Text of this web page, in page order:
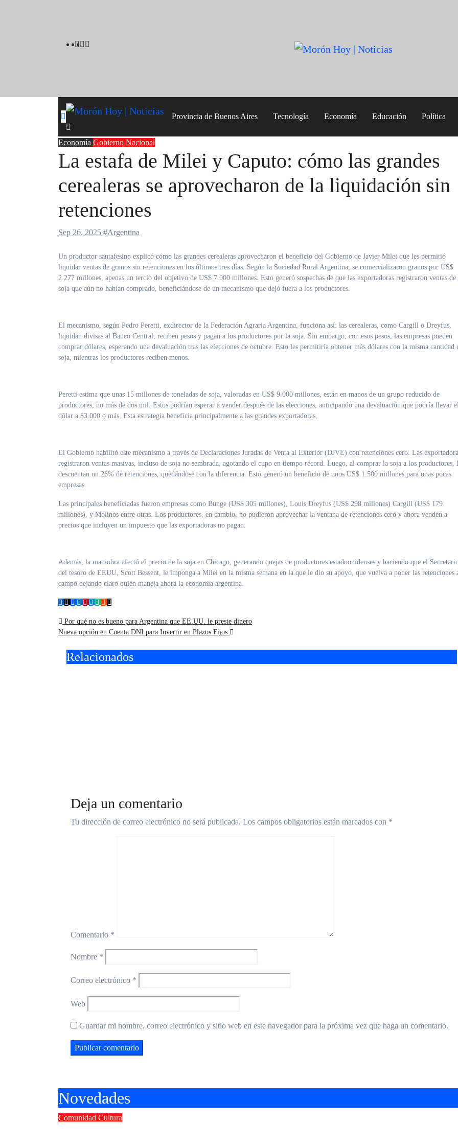
Provincia de Buenos Aires Tecnología Economía Educación Política
Economía Gobierno Nacional
La estafa de Milei y Caputo: cómo las grandes
cerealeras se aprovecharon de la liquidación sin
retenciones
Sep 26, 2025 #Argentina
Un productor santafesino explicó cómo las grandes cerealeras aprovecharon el beneficio del Gobierno de Javier Milei que les permitió
liquidar ventas de granos sin retenciones en los últimos tres días. Según la Sociedad Rural Argentina, se comercializaron granos por US$
2.277 millones, apenas un tercio del objetivo de US$ 7.000 millones. Esto generó sospechas de que las exportadoras registraron ventas de
soja que aún no habían comprado, beneficiándose de un mecanismo que dejó fuera a los productores.
El mecanismo, según Pedro Peretti, exdirector de la Federación Agraria Argentina, funciona así: las cerealeras, como Cargill o Dreyfus,
liquidan divisas al Banco Central, reciben pesos y pagan a los productores por la soja. Sin embargo, con esos pesos, las empresas pueden
comprar dólares, esperando una devaluación tras las elecciones de octubre. Esto les permitiría obtener más dólares con la misma cantidad
soja, mientras los productores reciben menos.
Peretti estima que unas 15 millones de toneladas de soja, valoradas en US$ 9.000 millones, están en manos de un grupo reducido de
productores, no más de dos mil. Estos podrían esperar a vender después de las elecciones, anticipando una devaluación que podría llevar
dólar a $3.000 o más. Esta estrategia beneficia principalmente a las grandes exportadoras.
El Gobierno habilitó este mecanismo a través de Declaraciones Juradas de Venta al Exterior (DJVE) con retenciones cero. Las
registraron ventas masivas, incluso de soja no sembrada, agotando el cupo en tiempo récord. Luego, al comprar la soja a los productores,
descuentan un 26% de retenciones, quedándose con la diferencia. Esto generó un beneficio de unos US$ 1.500 millones para unas pocas
empresas.
Las principales beneficiadas fueron empresas como Bunge (US$ 305 millones), Louis Dreyfus (US$ 298 millones) Cargill (US$ 179
millones), y Molinos entre otras. Los productores, en cambio, no pudieron aprovechar la ventana de retenciones cero y ahora venden a
precios que incluyen un impuesto que las exportadoras no pagan.
Además, la maniobra afectó el precio de la soja en Chicago, generando quejas de productores estadounidenses y haciendo que el
del tesoro de EEUU, Scott Bessent, le imponga a Milei en la misma semana en la que le dio su apoyo, que vuelva a poner las retenciones
campo dejando claro quién maneja ahora la economía argentina.
Navegación
de
entradas
Por qué no es bueno para Argentina que EE.UU. le preste dinero
Nueva opción en Cuenta DNI para Invertir en Plazos Fijos
Relacionados
Deja un comentario
Tu dirección de correo electrónico no será publicada. Los campos obligatorios están marcados con *
Comentario *
Nombre *
Correo electrónico *
Web
Guardar mi nombre, correo electrónico y sitio web en este navegador para la próxima vez que haga un comentario.
Novedades
Comunidad Cultura